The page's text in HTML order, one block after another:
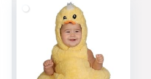
y Halloween –
Amarillo